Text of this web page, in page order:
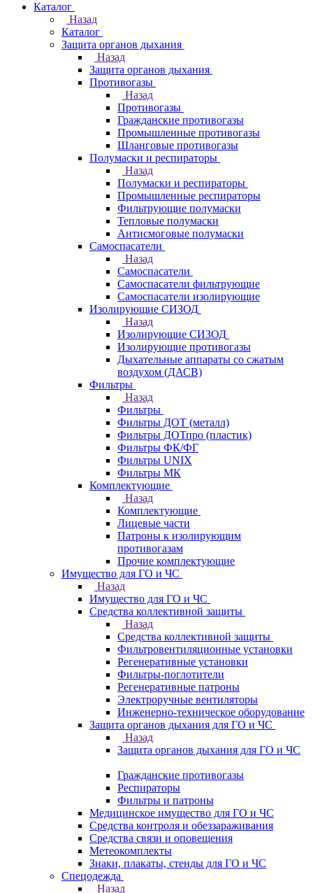
Каталог
Назад
Каталог
Защита органов дыхания
Назад
Защита органов дыхания
Противогазы
Назад
Противогазы
Гражданские противогазы
Промышленные противогазы
Шланговые противогазы
Полумаски и респираторы
Назад
Полумаски и респираторы
Промышленные респираторы
Фильтрующие полумаски
Тепловые полумаски
Антисмоговые полумаски
Самоспасатели
Назад
Самоспасатели
Самоспасатели фильтрующие
Самоспасатели изолирующие
Изолирующие СИЗОД
Назад
Изолирующие СИЗОД
Изолирующие противогазы
Дыхательные аппараты со сжатым
воздухом (ДАСВ)
Фильтры
Назад
Фильтры
Фильтры ДОТ (металл)
Фильтры ДОТпро (пластик)
Фильтры ФК/ФГ
Фильтры UNIX
Фильтры МК
Комплектующие
Назад
Комплектующие
Лицевые части
Патроны к изолирующим
противогазам
Прочие комплектующие
Имущество для ГО и ЧС
Назад
Имущество для ГО и ЧС
Средства коллективной защиты
Назад
Средства коллективной защиты
Фильтровентиляционные установки
Регенеративные установки
Фильтры-поглотители
Регенеративные патроны
Электроручные вентиляторы
Инженерно-техническое оборудование
Защита органов дыхания для ГО и ЧС
Назад
Защита органов дыхания для ГО и ЧС
Гражданские противогазы
Респираторы
Фильтры и патроны
Медицинское имущество для ГО и ЧС
Средства контроля и обеззараживания
Средства связи и оповещения
Метеокомплекты
Знаки, плакаты, стенды для ГО и ЧС
Спецодежда
Назад